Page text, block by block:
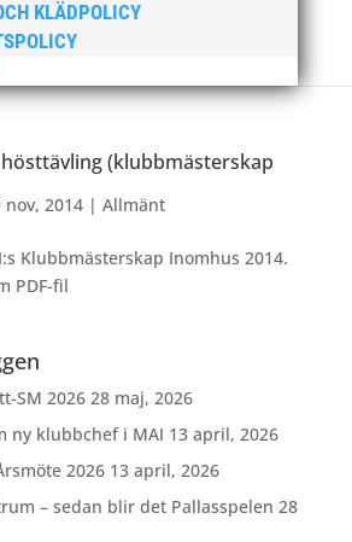
KLÄDPOLICY
(klubbmästerskap
nov, 2014| Allmänt
Klubbmästerskap Inomhus 2014.
PDF-fil
SM 2026 28 maj, 2026
ny klubbchef i MAI 13 april, 2026
2026 13 april, 2026
– sedan blir det Pallasspelen 28